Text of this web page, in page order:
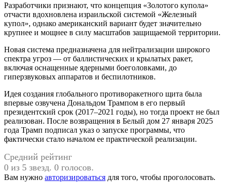
Разработчики признают, что концепция «Золотого купола»
отчасти вдохновлена израильской системой «Железный
купол», однако американский вариант будет значительно
крупнее и мощнее в силу масштабов защищаемой территории.
Новая система предназначена для нейтрализации широкого
спектра угроз — от баллистических и крылатых ракет,
включая оснащенные ядерными боеголовками, до
гиперзвуковых аппаратов и беспилотников.
Идея создания глобального противоракетного щита была
впервые озвучена Дональдом Трампом в его первый
президентский срок (2017–2021 годы), но тогда проект не был
реализован. После возвращения в Белый дом 27 января 2025
года Трамп подписал указ о запуске программы, что
фактически стало началом ее практической реализации.
Средний рейтинг
0 из 5 звезд. 0 голосов.
Вам нужно авторизироваться для того, чтобы проголосовать.